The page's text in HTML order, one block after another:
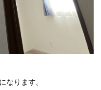
なります。